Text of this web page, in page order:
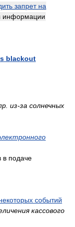
запрет на
информации
blackout
из-за солнечных
в подаче
событий
кассового